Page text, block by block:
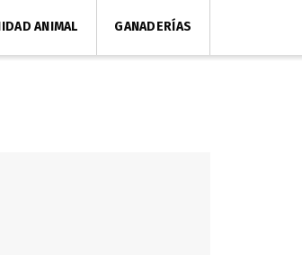
ANIMAL GANADERÍAS